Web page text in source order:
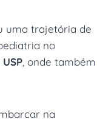
uma trajetória de
no
, onde também
na